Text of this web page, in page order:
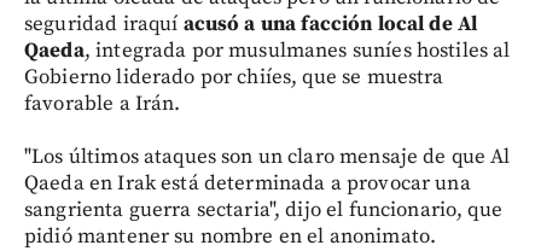
seguridad iraquí acusó a una facción local de Al
Qaeda, integrada por musulmanes suníes hostiles al
Gobierno liderado por chiíes, que se muestra
favorable a Irán.
"Los últimos ataques son un claro mensaje de que Al
Qaeda en Irak está determinada a provocar una
sangrienta guerra sectaria", dijo el funcionario, que
pidió mantener su nombre en el anonimato.